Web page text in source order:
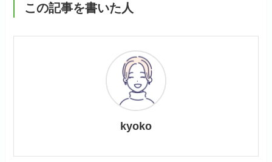
この記事を書いた人
kyoko